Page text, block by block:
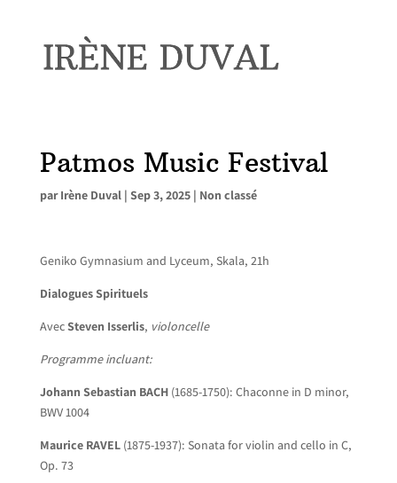
Patmos Music Festival
parIrène Duval| Sep 3, 2025| Non classé
Geniko Gymnasium and Lyceum, Skala, 21h
Dialogues Spirituels
AvecSteven Isserlis, violoncelle
Programme incluant:
Johann Sebastian BACH(1685-1750): Chaconne in D minor,
BWV 1004
Maurice RAVEL(1875-1937): Sonata for violin and cello in C,
Op. 73